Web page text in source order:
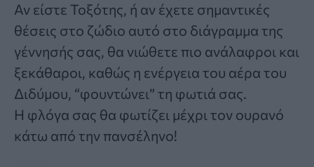
Αν είστε Τοξότης, ή αν έχετε σημαντικές
θέσεις στο ζώδιο αυτό στο διάγραμμα της
γέννησής σας, θα νιώθετε πιο ανάλαφροι και
ξεκάθαροι, καθώς η ενέργεια του αέρα του
Διδύμου, “φουντώνει” τη φωτιά σας.
Η φλόγα σας θα φωτίζει μέχρι τον ουρανό
κάτω από την πανσέληνο!